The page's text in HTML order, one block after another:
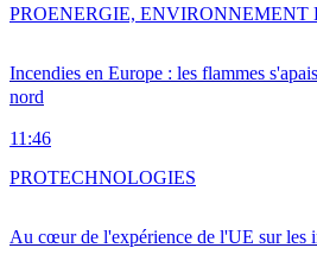
Incendies en Europe : les flammes
nord
11:46
PROENERGIE, ENVIRONNEMENT
Au cœur de l'expérience de l'UE sur les
PROTECHNOLOGIES